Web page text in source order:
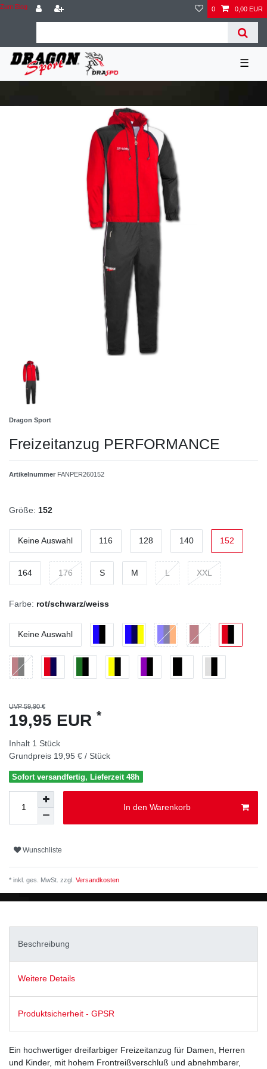
Zum Blog 0 0,00 EUR
☰
Dragon Sport
Freizeitanzug PERFORMANCE
Artikelnummer FANPER260152
Größe: 152
Keine Auswahl 116 128 140 152
164 176 S M L XXL
Farbe: rot/schwarz/weiss
Keine Auswahl
UVP 59,90 €
19,95 EUR *
Inhalt 1 Stück
Grundpreis 19,95 € / Stück
Sofort versandfertig, Lieferzeit 48h
In den Warenkorb
Wunschliste
* inkl. ges. MwSt. zzgl. Versandkosten
Beschreibung
Weitere Details
Produktsicherheit - GPSR
Ein hochwertiger dreifarbiger Freizeitanzug für Damen, Herren
und Kinder, mit hohem Frontreißverschluß und abnehmbarer,